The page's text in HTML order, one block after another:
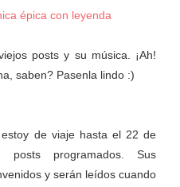
épica con leyenda
posts y su música. ¡Ah!
saben? Pasenla lindo :)
de viaje hasta el 22 de
posts programados. Sus
y serán leídos cuando